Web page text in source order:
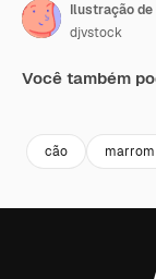
Ilustração de
djvstock
Você também
cão marrom